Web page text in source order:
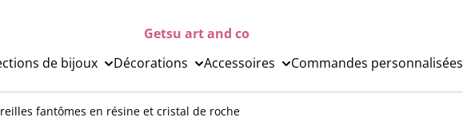
Getsu art and co
de bijoux Décorations Accessoires Commandes personnalisées
fantômes en résine et cristal de roche